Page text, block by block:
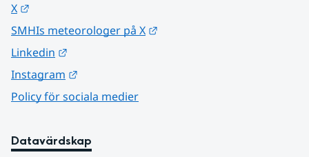
X
SMHIs meteorologer på X
Linkedin
Instagram
Policy för sociala medier
Datavärdskap